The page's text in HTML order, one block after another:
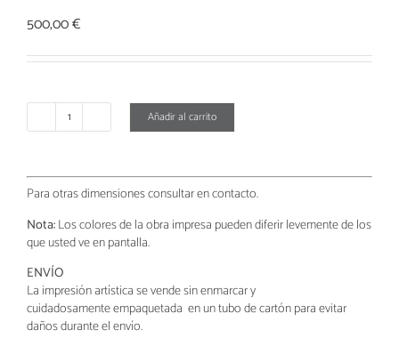
500,00€
Abstracto
cantidad
Añadir al carrito
Para otras dimensiones consultar en contacto.
Nota:Los colores de la obra impresa pueden diferir levemente de los
que usted ve en pantalla.
ENVÍO
La impresión artística se vende sin enmarcar y
cuidadosamenteempaquetada en un tubo de cartón para evitar
daños durante el envío.